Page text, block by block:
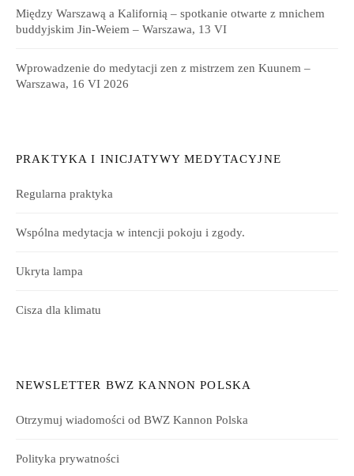
Między Warszawą a Kalifornią – spotkanie otwarte z mnichem
buddyjskim Jin-Weiem – Warszawa, 13 VI
Wprowadzenie do medytacji zen z mistrzem zen Kuunem –
Warszawa, 16 VI 2026
PRAKTYKA I INICJATYWY MEDYTACYJNE
Regularna praktyka
Wspólna medytacja w intencji pokoju i zgody.
Ukryta lampa
Cisza dla klimatu
NEWSLETTER BWZ KANNON POLSKA
Otrzymuj wiadomości od BWZ Kannon Polska
Polityka prywatności